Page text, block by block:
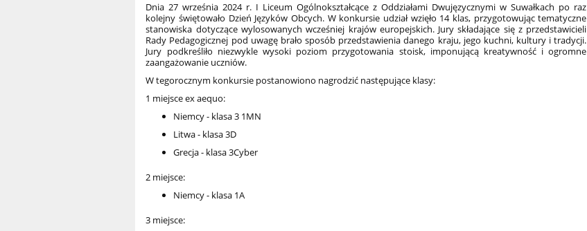
Dnia 27 września 2024 r. I Liceum Ogólnokształcące z Oddziałami Dwujęzycznymi w Suwałkach po raz
kolejny świętowało Dzień Języków Obcych. W konkursie udział wzięło 14 klas, przygotowując tematyczne
stanowiska dotyczące wylosowanych wcześniej krajów europejskich. Jury składające się z przedstawicieli
Rady Pedagogicznej pod uwagę brało sposób przedstawienia danego kraju, jego kuchni, kultury i tradycji.
Jury podkreśliło niezwykle wysoki poziom przygotowania stoisk, imponującą kreatywność i ogromne
zaangażowanie uczniów.
W tegorocznym konkursie postanowiono nagrodzić następujące klasy:
1 miejsce ex aequo:
Niemcy - klasa 3 1MN
Litwa - klasa 3D
Grecja - klasa 3Cyber
2 miejsce:
Niemcy - klasa 1A
3 miejsce: